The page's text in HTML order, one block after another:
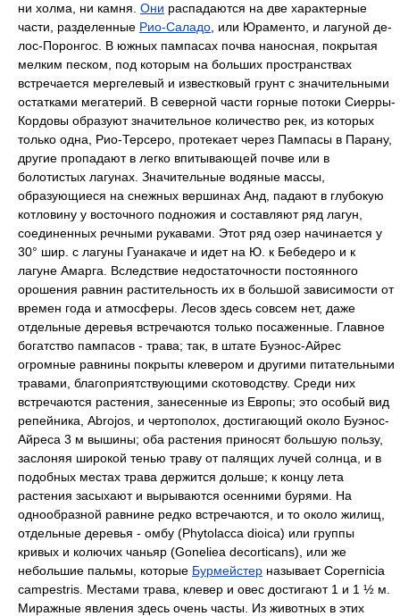
ни холма, ни камня. Они распадаются на две характерные
части, разделенные Рио-Саладо , или Юраменто, и лагуной де-
лос-Поронгос. В южных пампасах почва наносная, покрытая
мелким песком, под которым на больших пространствах
встречается мергелевый и известковый грунт с значительными
остатками мегатерий. В северной части горные потоки Сиерры-
Кордовы образуют значительное количество рек, из которых
только одна, Рио-Терсеро, протекает через Пампасы в Парану,
другие пропадают в легко впитывающей почве или в
болотистых лагунах. Значительные водяные массы,
образующиеся на снежных вершинах Анд, падают в глубокую
котловину у восточного подножия и составляют ряд лагун,
соединенных речными рукавами. Этот ряд озер начинается у
30° шир. с лагуны Гуанакаче и идет на Ю. к Бебедеро и к
лагуне Амарга. Вследствие недостаточности постоянного
орошения равнин растительность их в большой зависимости от
времен года и атмосферы. Лесов здесь совсем нет, даже
отдельные деревья встречаются только посаженные. Главное
богатство пампасов - трава; так, в штате Буэнос-Айрес
огромные равнины покрыты клевером и другими питательными
травами, благоприятствующими скотоводству. Среди них
встречаются растения, занесенные из Европы; это особый вид
репейника, Abrojos, и чертополох, достигающий около Буэнос-
Айреса 3 м вышины; оба растения приносят большую пользу,
заслоняя широкой тенью траву от палящих лучей солнца, и в
подобных местах трава держится дольше; к концу лета
растения засыхают и вырываются осенними бурями. На
однообразной равнине редко встречаются, и то около жилищ,
отдельные деревья - омбу (Phytolacca dioica) или группы
кривых и колючих чаньяр (Goneliea decorticans), или же
небольшие пальмы, которые Бурмейстер называет Copernicia
campestris. Местами трава, клевер и овес достигают 1 и 1 ½ м.
Миражные явления здесь очень часты. Из животных в этих